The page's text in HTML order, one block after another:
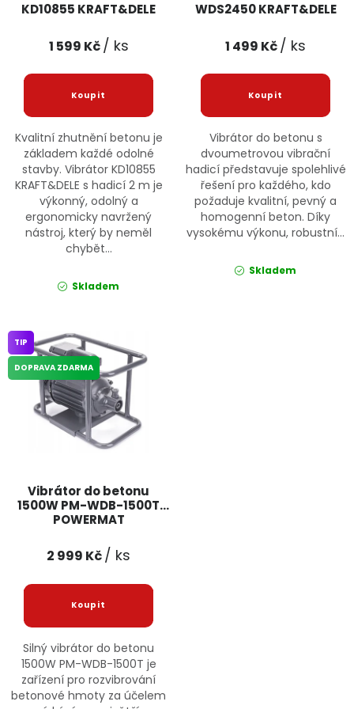
KD10855 KRAFT&DELE
1 599 Kč/ ks
Kvalitní zhutnění betonu je
základem každé odolné
stavby. Vibrátor KD10855
KRAFT&DELE s hadicí 2 m je
výkonný, odolný a
ergonomicky navržený
nástroj, který by neměl
chybět...
Skladem
WDS2450 KRAFT&DELE
1 499 Kč/ ks
Vibrátor do betonu s
dvoumetrovou vibrační
hadicí představuje spolehlivé
řešení pro každého, kdo
požaduje kvalitní, pevný a
homogenní beton. Díky
vysokému výkonu, robustní...
Skladem
Vibrátor do betonu
1500W PM-WDB-1500T
POWERMAT
TIP
DOPRAVA ZDARMA
2 999 Kč/ ks
Silný vibrátor do betonu
1500W PM-WDB-1500T je
zařízení pro rozvibrování
betonové hmoty za účelem